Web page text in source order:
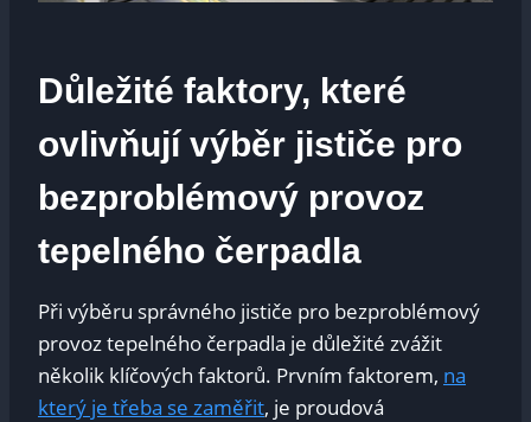
Důležité ‍faktory, které
ovlivňují výběr jističe pro
bezproblémový provoz
‍tepelného čerpadla
Při výběru‍ správného jističe pro bezproblémový
provoz tepelného ‌čerpadla je důležité zvážit
několik klíčových faktorů. Prvním ⁢faktorem, na
který⁢ je třeba se zaměřit, je ‌proudová